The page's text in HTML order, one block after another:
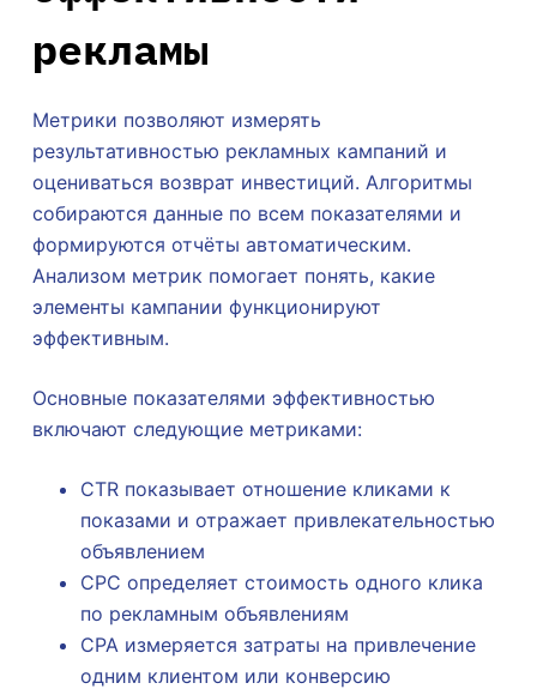
рекламы
Метрики позволяют измерять
результативностью рекламных кампаний и
оцениваться возврат инвестиций. Алгоритмы
собираются данные по всем показателями и
формируются отчёты автоматическим.
Анализом метрик помогает понять, какие
элементы кампании функционируют
эффективным.
Основные показателями эффективностью
включают следующие метриками:
CTR показывает отношение кликами к
показами и отражает привлекательностью
объявлением
CPC определяет стоимость одного клика
по рекламным объявлениям
CPA измеряется затраты на привлечение
одним клиентом или конверсию